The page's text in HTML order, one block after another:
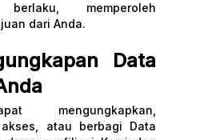
memperoleh
dari Anda.
Data
mengungkapkan,
akses, atau berbagi Data